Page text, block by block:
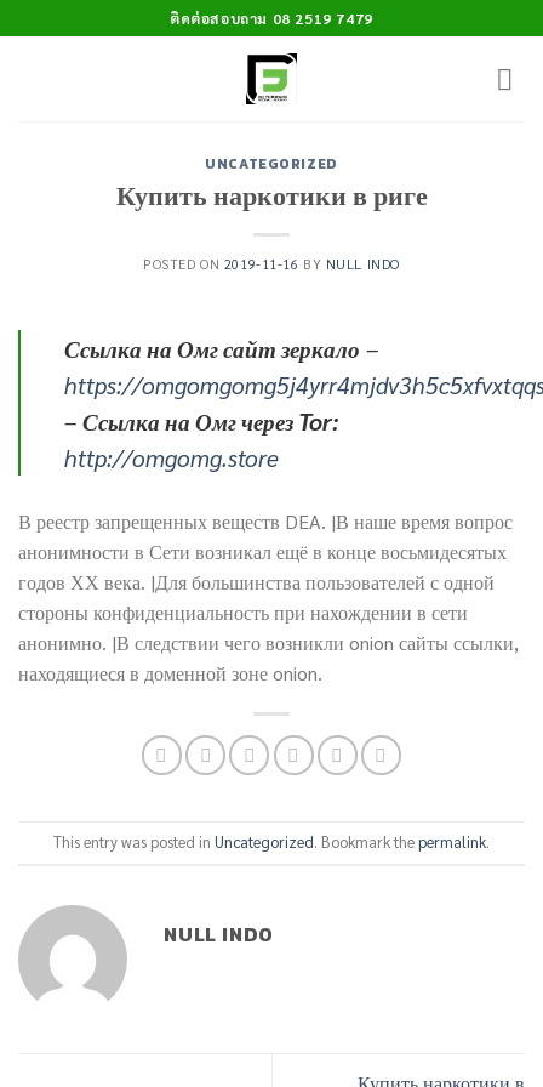
to
ติดต่อสอบถาม 08 2519 7479
UNCATEGORIZED
Купить наркотики в риге
POSTED ON 2019-11-16 BY NULL INDO
Ссылка на Омг сайт зеркало –
https://
– Ссылка на Омг через Tor:
http://omgomg.store
В реестр запрещенных веществ DEA. |В наше время вопрос
анонимности в Сети возникал ещё в конце восьмидесятых
годов ХХ века. |Для большинства пользователей с одной
стороны конфиденциальность при нахождении в сети
анонимно. |В следствии чего возникли onion сайты ссылки,
находящиеся в доменной зоне onion.
This entry was posted in Uncategorized. Bookmark thepermalink.
NULL INDO